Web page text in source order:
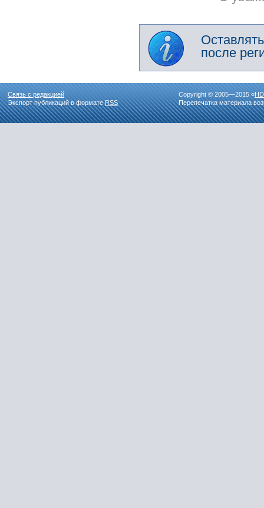
после
Связь с редакцией
Экспорт публикаций в форматеRSS
Copyright © 2005—2015 «
Перепечатка материала